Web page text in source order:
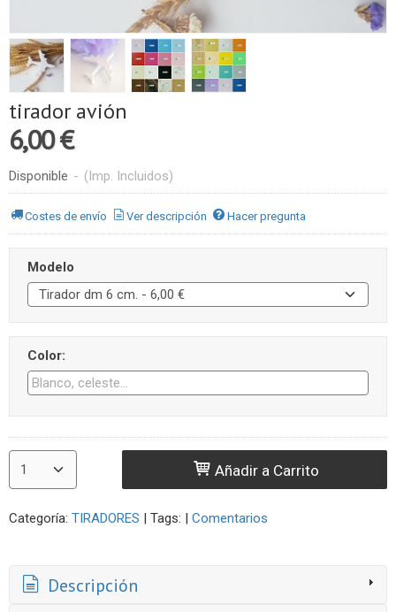
tirador avión
6,00 €
Disponible - (Imp. Incluidos)
Costes de envío Ver descripción Hacer pregunta
Modelo
Color:
Añadir a Carrito
Categoría: TIRADORES | Tags: | Comentarios
Descripción